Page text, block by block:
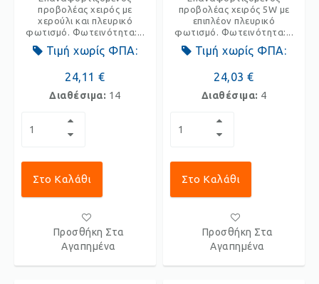
προβολέας χειρός με
χερούλι και πλευρικό
φωτισμό. Φωτεινότητα:...
Τιμή χωρίς ΦΠΑ:
24,11 €
Διαθέσιμα: 14
Στο Καλάθι
Προσθήκη Στα
Αγαπημένα
προβολέας χειρός 5W με
επιπλέον πλευρικό
φωτισμό. Φωτεινότητα:...
Τιμή χωρίς ΦΠΑ:
24,03 €
Διαθέσιμα: 4
Στο Καλάθι
Προσθήκη Στα
Αγαπημένα